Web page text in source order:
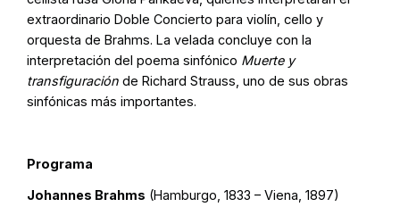
extraordinario Doble Concierto para violín, cello y
orquesta de Brahms. La velada concluye con la
interpretación del poema sinfónico Muerte y
transfiguración de Richard Strauss, uno de sus obras
sinfónicas más importantes.
Programa
Johannes Brahms (Hamburgo, 1833 – Viena, 1897)